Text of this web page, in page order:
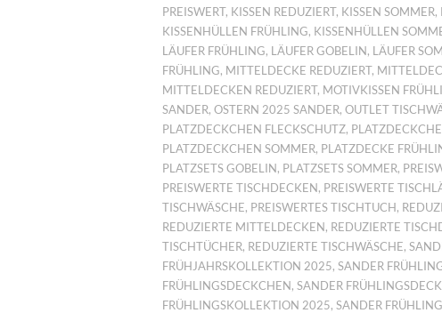
PREISWERT, KISSEN REDUZIERT, KISSEN SOMMER,
KISSENHÜLLEN FRÜHLING, KISSENHÜLLEN
LÄUFER FRÜHLING, LÄUFER GOBELIN, LÄUFER
FRÜHLING, MITTELDECKE REDUZIERT,
MITTELDECKEN REDUZIERT, MOTIVKISSEN
SANDER, OSTERN 2025 SANDER, OUTLET
PLATZDECKCHEN FLECKSCHUTZ,
PLATZDECKCHEN SOMMER, PLATZDECKE
PLATZSETS GOBELIN, PLATZSETS SOMMER,
PREISWERTE TISCHDECKEN, PREISWERTE
TISCHWÄSCHE, PREISWERTES TISCHTUCH,
REDUZIERTE MITTELDECKEN, REDUZIERTE
TISCHTÜCHER, REDUZIERTE TISCHWÄSCHE,
FRÜHJAHRSKOLLEKTION 2025, SANDER
FRÜHLINGSDECKCHEN, SANDER
FRÜHLINGSKOLLEKTION 2025, SANDER